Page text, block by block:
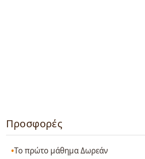
Προσφορές
Το πρώτο μάθημα Δωρεάν